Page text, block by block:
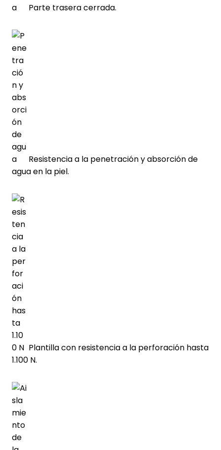
Parte trasera cerrada.
Resistencia a la penetración y absorción de
agua en la piel.
Plantilla con resistencia a la perforación hasta
1.100 N.